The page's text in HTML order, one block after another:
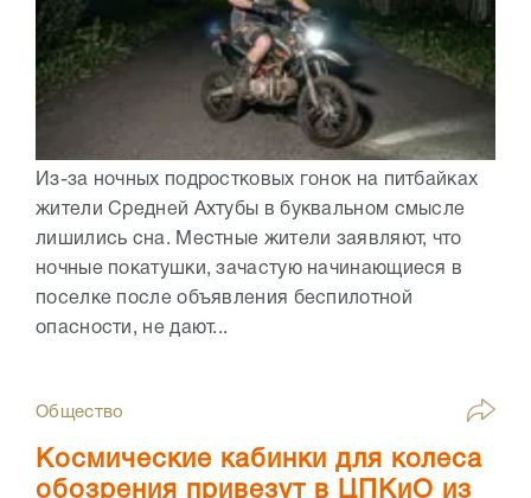
Из-за ночных подростковых гонок на питбайках
жители Средней Ахтубы в буквальном смысле
лишились сна. Местные жители заявляют, что
ночные покатушки, зачастую начинающиеся в
поселке после объявления беспилотной
опасности, не дают...
Общество
Космические кабинки для колеса
обозрения привезут в ЦПКиО из